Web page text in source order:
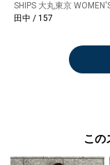
SHIPS 大丸東京
田中 / 157
この